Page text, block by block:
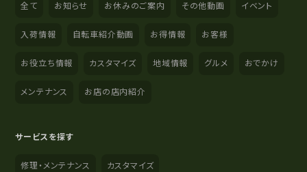
全て お知らせ お休みのご案内 その他動画 イベント
入荷情報 自転車紹介動画 お得情報 お客様
お役立ち情報 カスタマイズ 地域情報 グルメ おでかけ
メンテナンス お店の店内紹介
サービスを探す
修理・メンテナンス カスタマイズ